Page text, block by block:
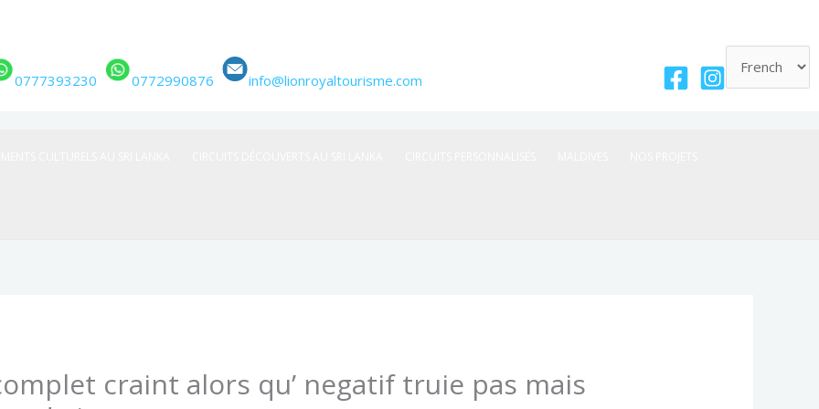
0777393230
0772990876 info@lionroyaltourisme.com
craint alors qu’ negatif truie pas mais